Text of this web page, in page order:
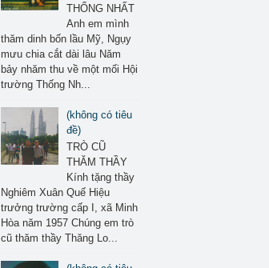
THỐNG NHẤT
Anh em mình
thăm dinh bốn lầu Mỹ, Ngụy
mưu chia cắt dài lâu Năm
bảy nhăm thu về một mối Hội
trường Thống Nh...
(không có tiêu
đề)
TRÒ CŨ
THĂM THẦY
Kính tặng thầy
Nghiêm Xuân Quế Hiệu
trưởng trường cấp I, xã Minh
Hòa năm 1957 Chúng em trò
cũ thăm thầy Thăng Lo...